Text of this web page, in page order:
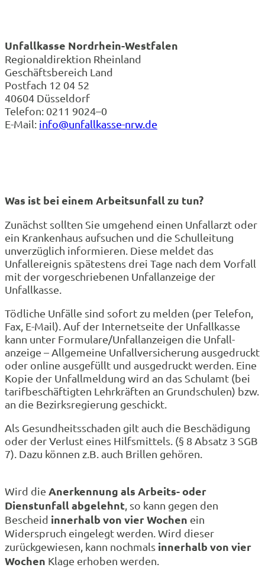
Unfallkasse Nordrhein-Westfalen
Regionaldirektion Rheinland
Geschäftsbereich Land
Postfach 12 04 52
40604 Düsseldorf
Telefon: 0211 9024–0
E-Mail: info@unfallkasse-nrw.de
Was ist bei einem Arbeitsunfall zu tun?
Zunächst sollten Sie umgehend einen Unfallarzt oder
ein Krankenhaus aufsuchen und die Schulleitung
unverzüglich informieren. Diese meldet das
Unfallereignis spätestens drei Tage nach dem Vorfall
mit der vorgeschriebenen Unfallanzeige der
Unfallkasse.
Tödliche Unfälle sind sofort zu melden (per Telefon,
Fax, E-Mail). Auf der Inter­netseite der Unfallkasse
kann unter Formulare/Unfall­anzeigen die Unfall­
anzeige – Allgemeine Unfallversicherung ausgedruckt
oder online ausgefüllt und ausgedruckt werden. Eine
Kopie der Unfallmeldung wird an das Schulamt (bei
tarifbeschäftigten Lehrkräften an Grundschulen) bzw.
an die Bezirksregierung geschickt.
Als Gesundheitsschaden gilt auch die Beschädigung
oder der Verlust eines Hilfsmittels. (§ 8 Absatz 3 SGB
7). Dazu können z.B. auch Brillen gehören.
Wird die Anerkennung als Arbeits- oder
Dienstunfall abgelehnt, so kann gegen den
Bescheid innerhalb von vier Wochen ein
Widerspruch eingelegt werden. Wird dieser
zurückgewiesen, kann nochmals innerhalb von vier
Wochen Klage erhoben werden.